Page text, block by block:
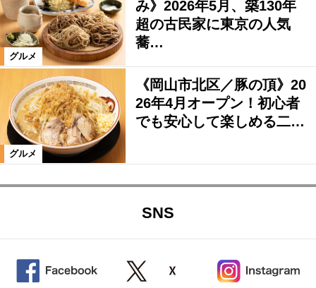
グルメ
み》2026年5月、築130年
超の古民家に東京の人気
蕎…
グルメ
《岡山市北区／豚の頂》20
26年4月オープン！初心者
でも安心して楽しめる二…
SNS